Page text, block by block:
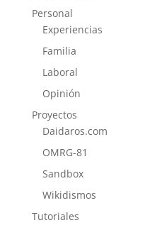
Personal
Experiencias
Familia
Laboral
Opinión
Proyectos
Daidaros.com
OMRG-81
Sandbox
Wikidismos
Tutoriales